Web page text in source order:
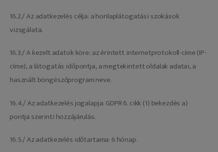
16.2./ Az adatkezelés célja: a honlaplátogatási szokások
vizsgálata.
16.3./ A kezelt adatok köre: az érintett internetprotokoll-címe (IP-
címe), a látogatás időpontja, a megtekintett oldalak adatai, a
használt böngészőprogram neve.
16.4./ Az adatkezelés jogalapja: GDPR 6. cikk (1) bekezdés a)
pontja szerinti hozzájárulás.
16.5./ Az adatkezelés időtartama: 6 hónap.